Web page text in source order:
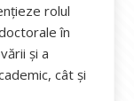
rolul
în
și a
cât și